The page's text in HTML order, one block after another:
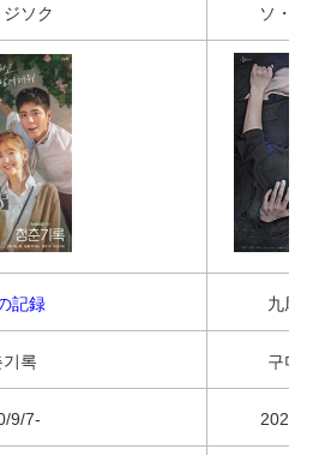
ソク ソ・
記録 九尾
기록 구미
9/7- 2020/